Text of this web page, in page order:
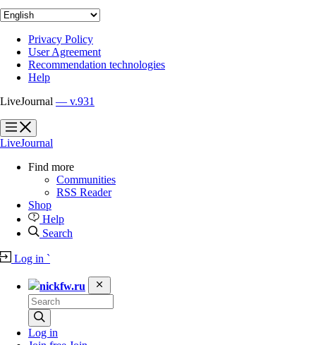
Privacy Policy
User Agreement
Recommendation technologies
Help
LiveJournal — v.931
?
?
LiveJournal
Find more
Communities
RSS Reader
Shop
Help
Search
Log in `
nickfw.ru
Log in